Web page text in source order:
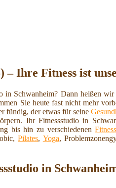
– Ihre Fitness ist
in Schwanheim? Dann heißen
Sie heute fast nicht mehr
fündig, der etwas für seine
Ihr Fitnessstudio in
bis hin zu verschiedenen
Pilates, Yoga,
in